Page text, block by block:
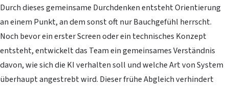
Durch dieses gemeinsame Durchdenken entsteht Orientierung
an einem Punkt, an dem sonst oft nur Bauchgefühl herrscht.
Noch bevor ein erster Screen oder ein technisches Konzept
entsteht, entwickelt das Team ein gemeinsames Verständnis
davon, wie sich die KI verhalten soll und welche Art von System
überhaupt angestrebt wird. Dieser frühe Abgleich verhindert